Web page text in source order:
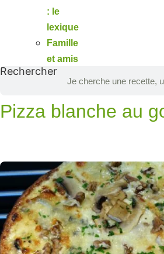
: le
lexique
Famille
et amis
Rechercher
Pizza blanche au